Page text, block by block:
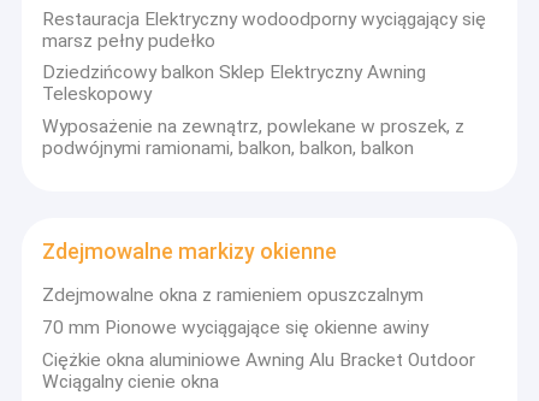
Restauracja Elektryczny wodoodporny wyciągający się
marsz pełny pudełko
Dziedzińcowy balkon Sklep Elektryczny Awning
Teleskopowy
Wyposażenie na zewnątrz, powlekane w proszek, z
podwójnymi ramionami, balkon, balkon, balkon
Zdejmowalne markizy okienne
Zdejmowalne okna z ramieniem opuszczalnym
70 mm Pionowe wyciągające się okienne awiny
Ciężkie okna aluminiowe Awning Alu Bracket Outdoor
Wciągalny cienie okna